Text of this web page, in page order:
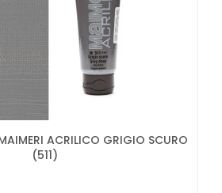
ACRILICO GRIGIO SCURO
(511)